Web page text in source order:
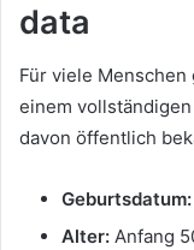
data
Für viele
einem
davon öffentlich
Geburtsdatum:
Alter: Anfang